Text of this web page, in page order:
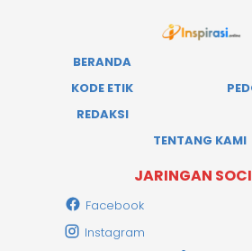
BERANDA
KODE ETIK
REDAKSI
TENTANG KAMI
JARINGAN
Facebook
Instagram